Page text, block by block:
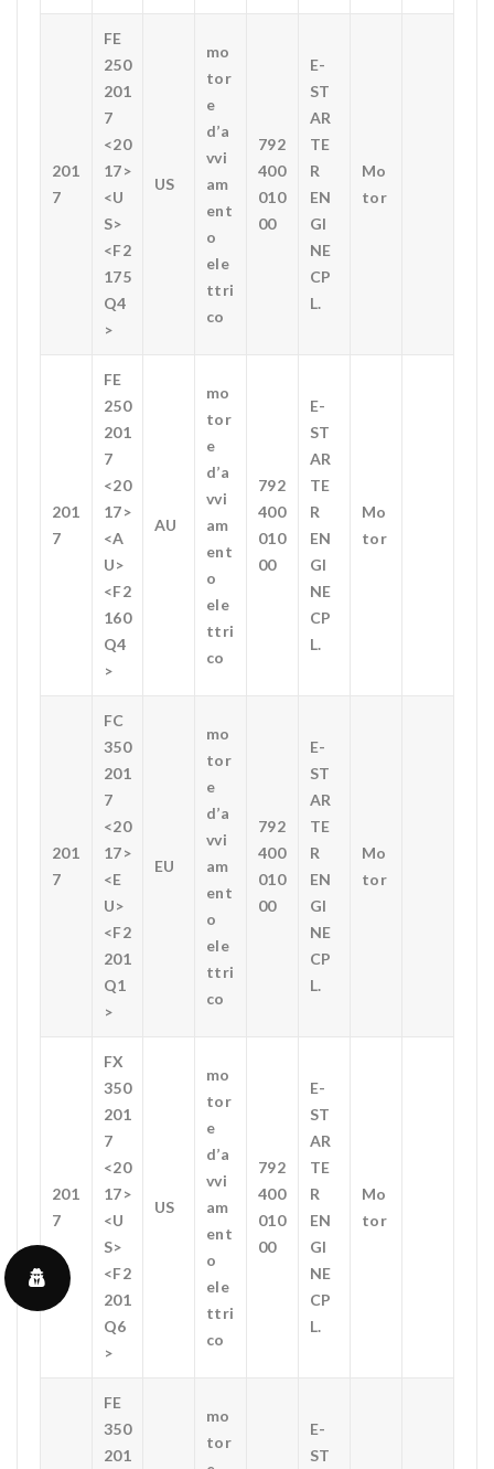
201
7
FE
250
201
7
<20
17>
<U
S>
<F2
175
Q4
>
US
mo
tor
e
d’a
vvi
am
ent
o
ele
ttri
co
792
400
010
00
E-
ST
AR
TE
R
EN
GI
NE
CP
L.
Mo
tor
201
7
FE
250
201
7
<20
17>
<A
U>
<F2
160
Q4
>
AU
mo
tor
e
d’a
vvi
am
ent
o
ele
ttri
co
792
400
010
00
E-
ST
AR
TE
R
EN
GI
NE
CP
L.
Mo
tor
201
7
FC
350
201
7
<20
17>
<E
U>
<F2
201
Q1
>
EU
mo
tor
e
d’a
vvi
am
ent
o
ele
ttri
co
792
400
010
00
E-
ST
AR
TE
R
EN
GI
NE
CP
L.
Mo
tor
201
7
FX
350
201
7
<20
17>
<U
S>
<F2
201
Q6
>
US
mo
tor
e
d’a
vvi
am
ent
o
ele
ttri
co
792
400
010
00
E-
ST
AR
TE
R
EN
GI
NE
CP
L.
Mo
tor
FE
350
201
mo
tor
E-
ST